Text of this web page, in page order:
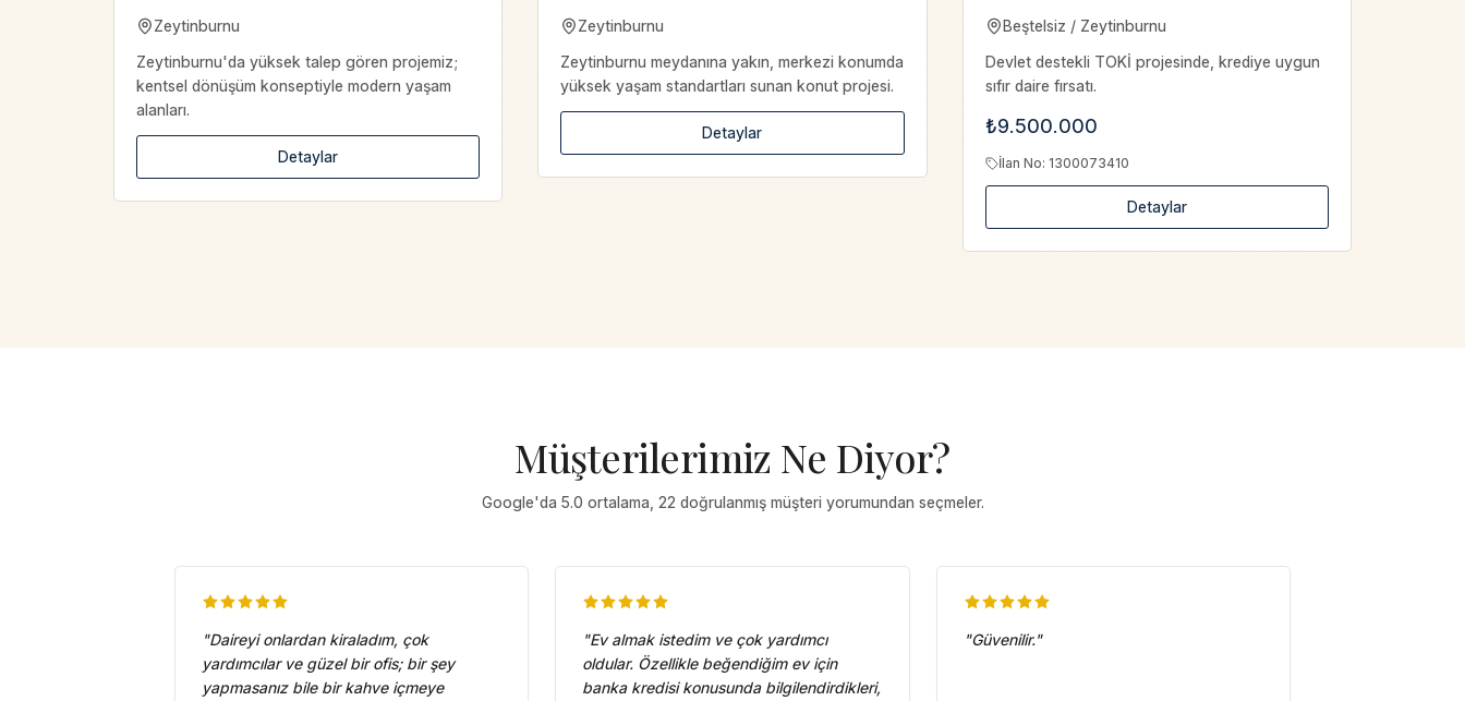
Zeytinburnu
Zeytinburnu'da yüksek talep gören projemiz;
kentsel dönüşüm konseptiyle modern yaşam
alanları.
Detaylar
Zeytinburnu
Zeytinburnu meydanına yakın, merkezi konumda
yüksek yaşam standartları sunan konut projesi.
Detaylar
Beştelsiz / Zeytinburnu
Devlet destekli TOKİ projesinde, krediye uygun
sıfır daire fırsatı.
₺9.500.000
İlan No: 1300073410
Detaylar
Müşterilerimiz Ne Diyor?
Google'da 5.0 ortalama, 22 doğrulanmış müşteri yorumundan seçmeler.
"Daireyi onlardan kiraladım, çok
yardımcılar ve güzel bir ofis; bir şey
yapmasanız bile bir kahve içmeye
"Ev almak istedim ve çok yardımcı
oldular. Özellikle beğendiğim ev için
banka kredisi konusunda bilgilendirdikleri,
"Güvenilir."